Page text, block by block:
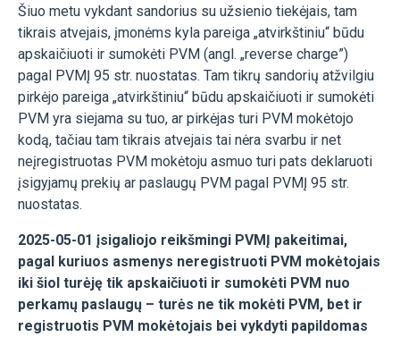
Šiuo metu vykdant sandorius su užsienio tiekėjais, tam
tikrais atvejais, įmonėms kyla pareiga „atvirkštiniu“ būdu
apskaičiuoti ir sumokėti PVM (angl. „reverse charge”)
pagal PVMĮ 95 str. nuostatas. Tam tikrų sandorių atžvilgiu
pirkėjo pareiga „atvirkštiniu“ būdu apskaičiuoti ir sumokėti
PVM yra siejama su tuo, ar pirkėjas turi PVM mokėtojo
kodą, tačiau tam tikrais atvejais tai nėra svarbu ir net
neįregistruotas PVM mokėtoju asmuo turi pats deklaruoti
įsigyjamų prekių ar paslaugų PVM pagal PVMĮ 95 str.
nuostatas.
2025-05-01 įsigaliojo reikšmingi PVMĮ pakeitimai,
pagal kuriuos asmenys neregistruoti PVM mokėtojais
iki šiol turėję tik apskaičiuoti ir sumokėti PVM nuo
perkamų paslaugų – turės ne tik mokėti PVM, bet ir
registruotis PVM mokėtojais bei vykdyti papildomas